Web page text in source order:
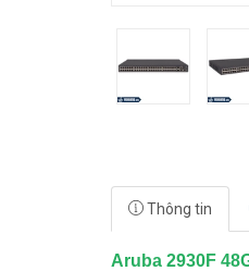
Thông tin
Aruba 2930F